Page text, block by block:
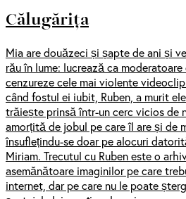
Călugărița
Mia are douăzeci și șapte de ani și
rău în lume: lucrează ca
cenzureze cele mai violente
când fostul ei iubit, Ruben, a murit
trăiește prinsă într-un cerc vicios de
amorțită de jobul pe care îl are și de
însuflețindu-se doar pe alocuri
Miriam. Trecutul cu Ruben este o
asemănătoare imaginilor pe care
internet, dar pe care nu le poate